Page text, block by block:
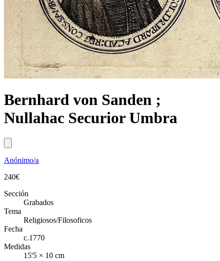
Bernhard von Sanden ;
Nullahac Securior Umbra
Anónimo/a
240€
Sección
Grabados
Tema
Religiosos/Filosoficos
Fecha
c.1770
Medidas
15'5 × 10 cm